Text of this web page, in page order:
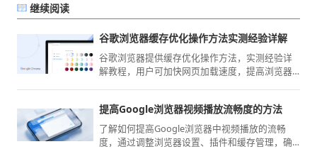
继续阅读
谷歌浏览器缓存优化操作方法实测经验详解
谷歌浏览器提供缓存优化操作方法，实测经验详
解教程，用户可加快网页加载速度，提高浏览器
提高Google浏览器视频播放流畅度的方法
了解如何提高Google浏览器中视频播放的流畅
度，通过调整浏览器设置、插件和缓存管理，确